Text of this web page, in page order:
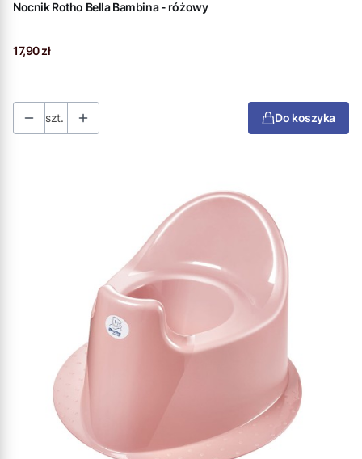
Nocnik Rotho Bella Bambina - różowy
Cena
17,90 zł
szt. Do koszyka